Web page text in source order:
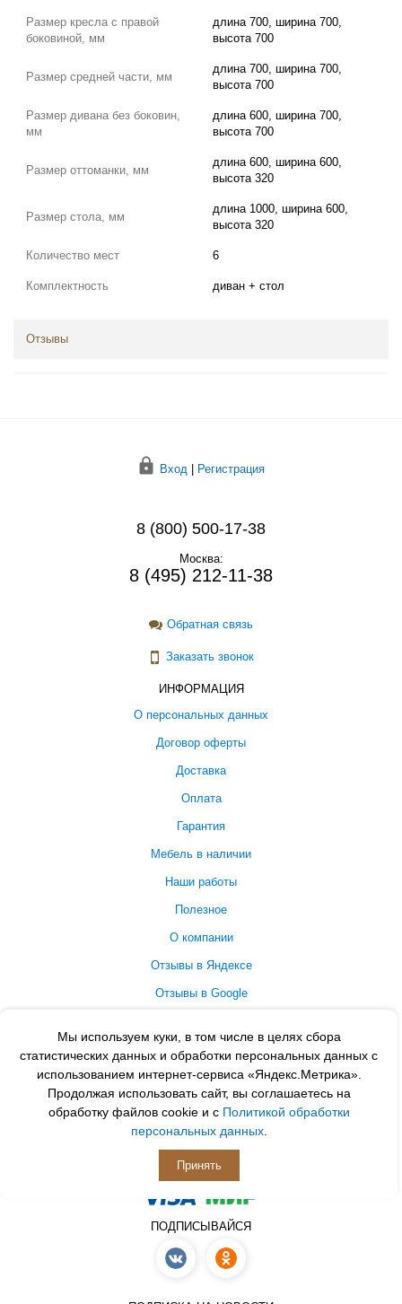
Размер кресла с правой
боковиной, мм
длина 700, ширина 700,
высота 700
Размер средней части, мм
длина 700, ширина 700,
высота 700
Размер дивана без боковин,
мм
длина 600, ширина 700,
высота 700
Размер оттоманки, мм
длина 600, ширина 600,
высота 320
Размер стола, мм
длина 1000, ширина 600,
высота 320
Количество мест 6
Комплектность диван + стол
Отзывы
Мы используем куки, в том числе в целях сбора
статистических данных и обработки персональных данных с
использованием интернет-сервиса «Яндекс.Метрика».
Продолжая использовать сайт, вы соглашаетесь на
обработку файлов cookie и с Политикой обработки
персональных данных.
Принять
Вход | Регистрация
8 (800) 500-17-38
Москва:
8 (495) 212-11-38
Обратная связь
Заказать звонок
ИНФОРМАЦИЯ
О персональных данных
Договор оферты
Доставка
Оплата
Гарантия
Мебель в наличии
Наши работы
Полезное
О компании
Отзывы в Яндексе
Отзывы в Google
Принимаем к оплате
ПОДПИСЫВАЙСЯ